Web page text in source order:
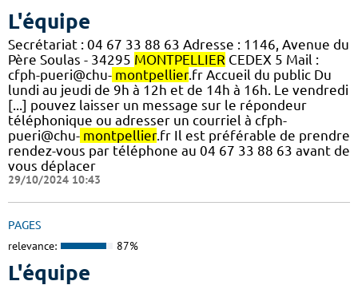
L'équipe
Secrétariat : 04 67 33 88 63 Adresse : 1146, Avenue du
Père Soulas - 34295 MONTPELLIER CEDEX 5 Mail :
cfph-pueri@chu- montpellier.fr Accueil du public Du
lundi au jeudi de 9h à 12h et de 14h à 16h. Le vendredi
[...] pouvez laisser un message sur le répondeur
téléphonique ou adresser un courriel à cfph-
pueri@chu- montpellier.fr Il est préférable de prendre
rendez-vous par téléphone au 04 67 33 88 63 avant de
vous déplacer
29/10/2024 10:43
PAGES
relevance: 87%
L'équipe